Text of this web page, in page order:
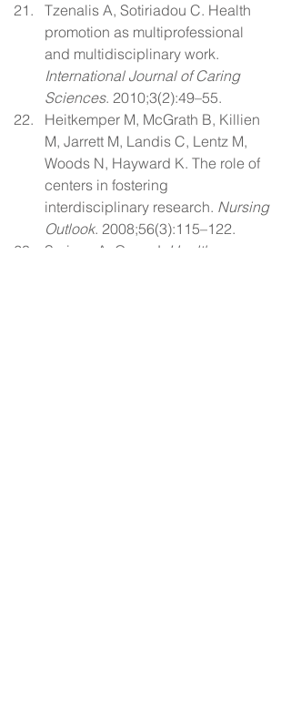
Tzenalis A, Sotiriadou C. Health
promotion as multiprofessional
and multidisciplinary work.
International Journal of Caring
Sciences. 2010;3(2):49–55.
Heitkemper M, McGrath B, Killien
M, Jarrett M, Landis C, Lentz M,
Woods N, Hayward K. The role of
centers in fostering
interdisciplinary research. Nursing
Outlook. 2008;56(3):115–122.
Scriven A, Orme J. Health